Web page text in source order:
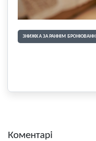
ЗНИЖКА ЗА РАННІМ
Коментарі